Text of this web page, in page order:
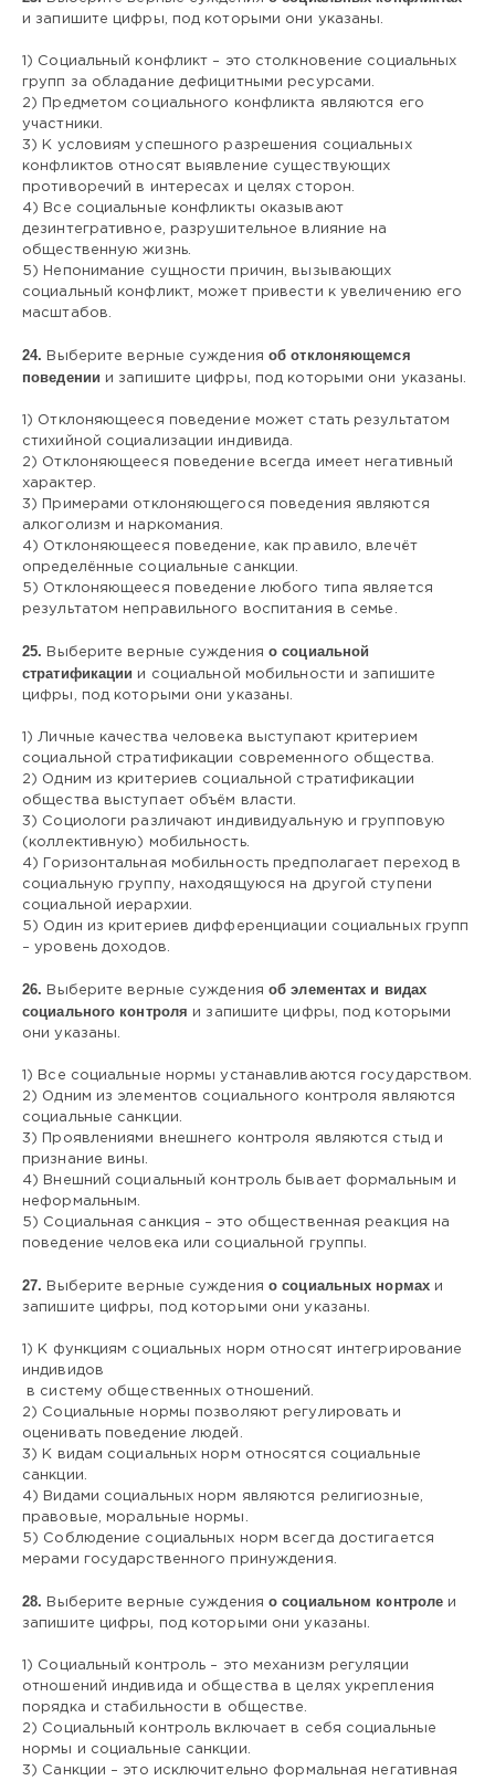
и запишите цифры, под которыми они указаны.
1) Социальный конфликт – это столкновение социальных
групп за обладание дефицитными ресурсами.
2) Предметом социального конфликта являются его
участники.
3) К условиям успешного разрешения социальных
конфликтов относят выявление существующих
противоречий в интересах и целях сторон.
4) Все социальные конфликты оказывают
дезинтегративное, разрушительное влияние на
общественную жизнь.
5) Непонимание сущности причин, вызывающих
социальный конфликт, может привести к увеличению его
масштабов.
24. Выберите верные сужденияоб отклоняющемся
поведении и запишите цифры, под которыми они указаны.
1) Отклоняющееся поведение может стать результатом
стихийной социализации индивида.
2) Отклоняющееся поведение всегда имеет негативный
характер.
3) Примерами отклоняющегося поведения являются
алкоголизм и наркомания.
4) Отклоняющееся поведение, как правило, влечёт
определённые социальные санкции.
5) Отклоняющееся поведение любого типа является
результатом неправильного воспитания в семье.
25. Выберите верные сужденияо социальной
стратификации и социальной мобильности и запишите
цифры, под которыми они указаны.
1) Личные качества человека выступают критерием
социальной стратификации современного общества.
2) Одним из критериев социальной стратификации
общества выступает объём власти.
3) Социологи различают индивидуальную и групповую
(коллективную) мобильность.
4) Горизонтальная мобильность предполагает переход в
социальную группу, находящуюся на другой ступени
социальной иерархии.
5) Один из критериев дифференциации социальных групп
– уровень доходов.
26. Выберите верные сужденияоб элементах и видах
социального контроля и запишите цифры, под которыми
они указаны.
1) Все социальные нормы устанавливаются государством.
2) Одним из элементов социального контроля являются
социальные санкции.
3) Проявлениями внешнего контроля являются стыд и
признание вины.
4) Внешний социальный контроль бывает формальным и
неформальным.
5) Социальная санкция – это общественная реакция на
поведение человека или социальной группы.
27. Выберите верные сужденияо социальных нормах и
запишите цифры, под которыми они указаны.
1) К функциям социальных норм относят интегрирование
индивидов
в систему общественных отношений.
2) Социальные нормы позволяют регулировать и
оценивать поведение людей.
3) К видам социальных норм относятся социальные
санкции.
4) Видами социальных норм являются религиозные,
правовые, моральные нормы.
5) Соблюдение социальных норм всегда достигается
мерами государственного принуждения.
28. Выберите верные сужденияо социальном контроле и
запишите цифры, под которыми они указаны.
1) Социальный контроль – это механизм регуляции
отношений индивида и общества в целях укрепления
порядка и стабильности в обществе.
2) Социальный контроль включает в себя социальные
нормы и социальные санкции.
3) Санкции – это исключительно формальная негативная